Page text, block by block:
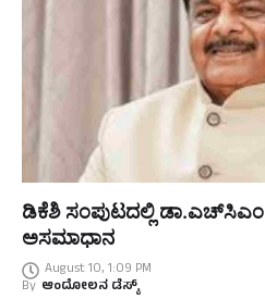
ಡಿಕೆಶಿ ಸಂಪುಟದಲ್ಲಿ ಡಾ.ಎಚ್‌ಸಿಎಂ
ಅಸಮಾಧಾನ
August 10, 1:09 PM
By ಆಂದೋಲನ ಡೆಸ್ಕ್